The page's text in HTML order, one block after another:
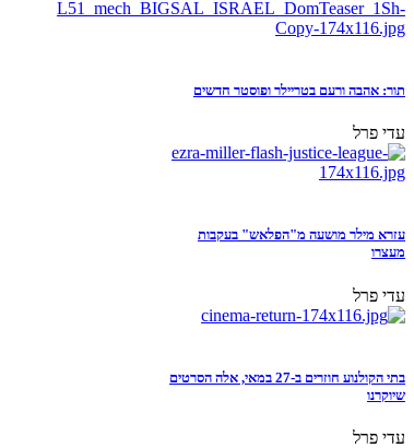
תור: אהבה ורעם בטריילר ופוסטר חדשים
עדי פרל
עזרא מילר מושעה מ"הפלאש" בעקבות
מעצרו
עדי פרל
בתי הקולנוע חוזרים ב-27 במאי, אלה הסרטים
שיוקרנו
עדי פרל